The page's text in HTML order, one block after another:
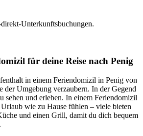
Unterkunftsbuchungen.
für deine Reise nach Penig
in einem Feriendomizil in Penig von
der Umgebung verzaubern. In der Gegend
sehen und erleben. In einem Feriendomizil
wie zu Hause fühlen – viele bieten
und einen Grill, damit du dich bequem